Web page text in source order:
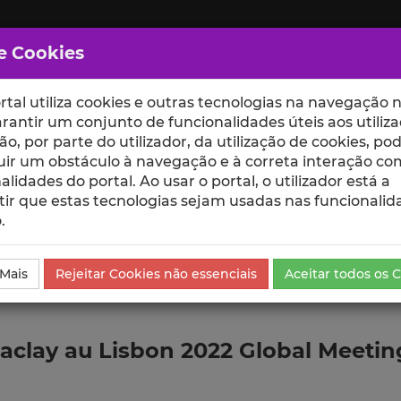
ESCOLAS UNIDADES
au Lisbon 2022 Global
Cookies
utiliza cookies e outras tecnologias na navegação
um conjunto de funcionalidades úteis aos
por parte do utilizador, da utilização de cookies,
um obstáculo à navegação e à correta interação
do portal. Ao usar o portal, o utilizador está a
que estas tecnologias sejam usadas nas
Rejeitar Cookies não essenciais Aceitar todos os